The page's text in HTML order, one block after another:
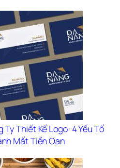
Thiết Kế Logo: 4 Yếu Tố
Mất Tiền Oan